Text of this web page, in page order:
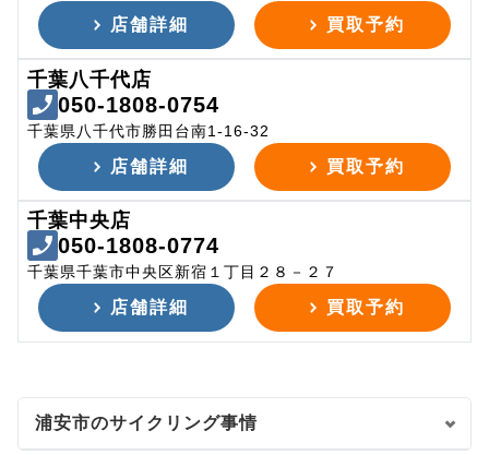
店舗詳細 買取予約
千葉八千代店
050-1808-0754
千葉県八千代市勝田台南1-16-32
店舗詳細 買取予約
千葉中央店
050-1808-0774
千葉県千葉市中央区新宿１丁目２８－２７
店舗詳細 買取予約
浦安市のサイクリング事情